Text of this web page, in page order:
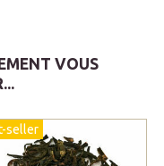
VOUS
seller